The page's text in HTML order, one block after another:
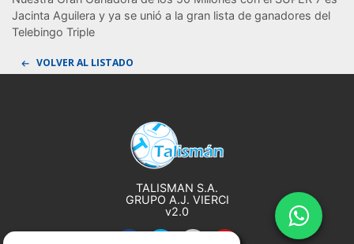
Jacinta Aguilera y ya se unió a la gran lista de ganadores del
Telebingo Triple
VOLVER AL LISTADO
AVISO SOBRE COOKIES
Utilizamos cookies propias y de
TALISMAN S.A.
GRUPO A.J. VIERCI
v2.0